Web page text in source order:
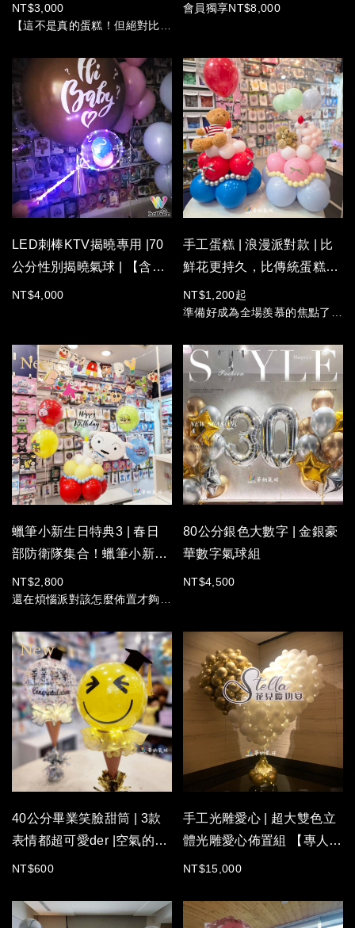
NT$3,000
【這不是真的蛋糕！但絕對比真
管你是要幫閨蜜慶生、另一半生
日、還是自己生日想好好犒賞自
己，帶這組出場包準全場焦點就
是你！
華納氣球全新原創「韓式手工蛋
糕氣球」華麗登場！
有蕾絲、有微光、還有超浮誇的
大蝴蝶結空飄氣球組，一整套直
接幫你把派對氛圍感拉到最滿！
會員獨享NT$8,000
LED刺棒KTV揭曉專用 |70
公分性別揭曉氣球 | 【含12
吋空飄乳膠10顆、LED刺
NT$4,000
手工蛋糕 | 浪漫派對款 | 比
鮮花更持久，比傳統蛋糕更
具儀式感的驚喜！
NT$1,200起
準備好成為全場羨慕的焦點了
告別傳統！今年生日，來點「不
會融化」的夢幻蛋糕
誰說生日蛋糕只能用吃的？華納
氣球推出全新「夢幻氣球生日蛋
糕」！
完美的配色、不凋謝的精緻感，
讓吹熄蠟燭的這一刻，成為心中
最美的收藏。
✨ 適合場合：寶寶周歲、生日
派對、開幕送禮、辦公室慶生
蠟筆小新生日特典3 | 春日
部防衛隊集合！蠟筆小新主
題派對準備開跑！
NT$2,800
還在煩惱派對該怎麼佈置才夠
你家！
這次推出的【蠟筆小新生日特典
系列】，從超可愛的角色掛旗到
小白造型桌上球，每一個細節都
可愛到犯規！
不管是壽星想找小新陪過生日，
還是大人想找回童年回憶，這組
絕對是派對現場的「顏值擔
當」。隨手一拍就是滿滿的童趣
又可愛的小傢伙帶回家佈置吧！
80公分銀色大數字 | 金銀豪
華數字氣球組
NT$4,500
40公分畢業笑臉甜筒 | 3款
表情都超可愛der |空氣的不
會飄，可擺放桌上。 【含精
NT$600
手工光雕愛心 | 超大雙色立
體光雕愛心佈置組 【專人進
場佈置】
NT$15,000